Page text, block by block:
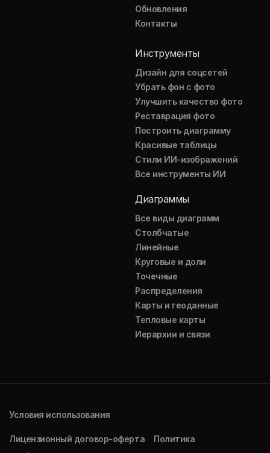
Обновления
Контакты
Инструменты
Дизайн для соцсетей
Убрать фон с фото
Улучшить качество фото
Реставрация фото
Построить диаграмму
Красивые таблицы
Стили ИИ-изображений
Все инструменты ИИ
Диаграммы
Все виды диаграмм
Столбчатые
Линейные
Круговые и доли
Точечные
Распределения
Карты и геоданные
Тепловые карты
Иерархии и связи
Условия использования
Лицензионный договор-оферта
Политика